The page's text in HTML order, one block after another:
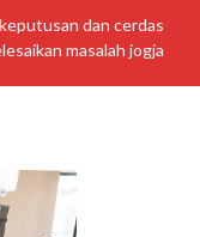
dan cerdas
masalah jogja